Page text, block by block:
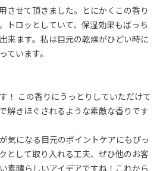
させて頂きました。とにかくこの香り
トロッとしていて、保湿効果もばっち
来ます。私は目元の乾燥がひどい時に
ています。
！ この香りにうっとりしていただけて
解きほぐされるような素敵な香りです
気になる目元のポイントケアにもぴっ
として取り入れる工夫、ぜひ他のお客
素晴らしいアイデアですね！これから